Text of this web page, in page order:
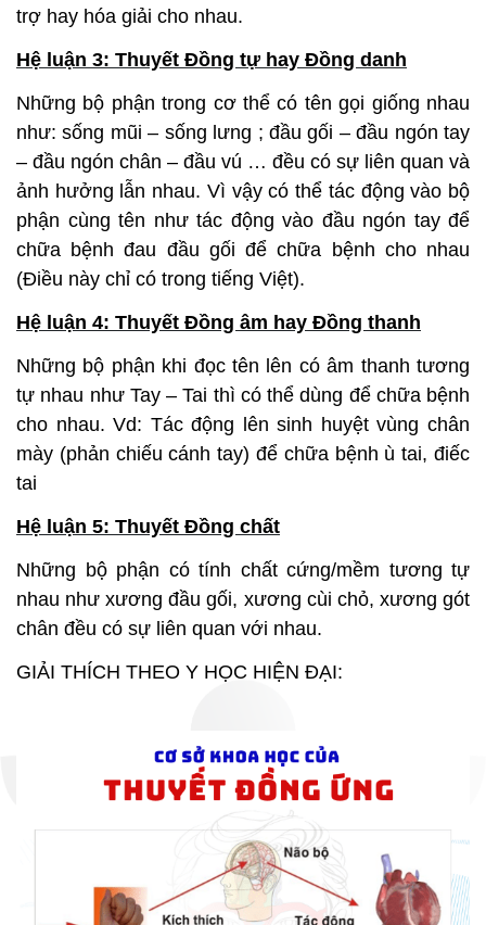
trợ hay hóa giải cho nhau.
Hệ luận 3: Thuyết Đồng tự hay Đồng danh
Những bộ phận trong cơ thể có tên gọi giống nhau
như: sống mũi – sống lưng ; đầu gối – đầu ngón tay
– đầu ngón chân – đầu vú … đều có sự liên quan và
ảnh hưởng lẫn nhau. Vì vậy có thể tác động vào bộ
phận cùng tên như tác động vào đầu ngón tay để
chữa bệnh đau đầu gối để chữa bệnh cho nhau
(Điều này chỉ có trong tiếng Việt).
Hệ luận 4: Thuyết Đồng âm hay Đồng thanh
Những bộ phận khi đọc tên lên có âm thanh tương
tự nhau như Tay – Tai thì có thể dùng để chữa bệnh
cho nhau. Vd: Tác động lên sinh huyệt vùng chân
mày (phản chiếu cánh tay) để chữa bệnh ù tai, điếc
tai
Hệ luận 5: Thuyết Đồng chất
Những bộ phận có tính chất cứng/mềm tương tự
nhau như xương đầu gối, xương cùi chỏ, xương gót
chân đều có sự liên quan với nhau.
GIẢI THÍCH THEO Y HỌC HIỆN ĐẠI: